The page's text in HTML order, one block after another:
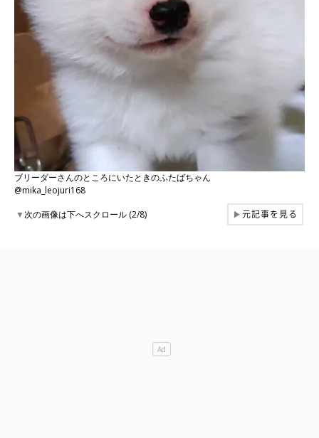
ブリーダーさんのところにいたときのふたばちゃん
@mika_leojuri168
▼次の画像は下へスクロール (2/8) ▶元記事を見る